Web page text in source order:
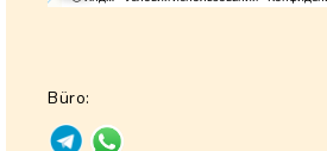
Büro: